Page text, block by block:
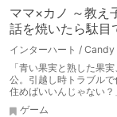
ママ×カノ ～教え
話を焼いたら駄目
「青い果実と熟した果
公。引越し時トラブル
住めばいいんじゃない
ゲーム